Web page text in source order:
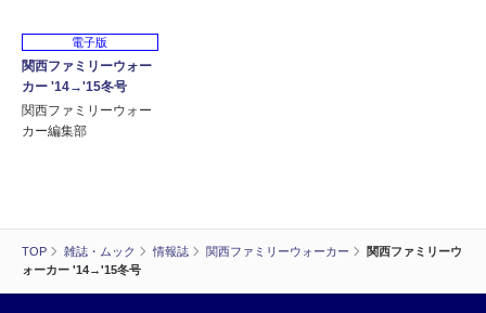
TOP 雑誌・ムック 情報誌 関西ファミリーウォーカー
関西ファミリーウ
ォーカー '14→'15冬号
電子版
関西ファミリーウォー
カー '14→'15冬号
関西ファミリーウォー
カー編集部